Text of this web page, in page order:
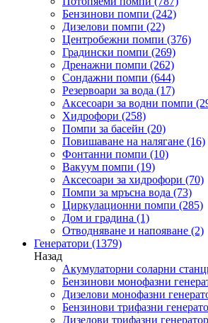
Бензинови помпи (242)
Дизелови помпи (22)
Центробежни помпи (376)
Градински помпи (269)
Дренажни помпи (262)
Сондажни помпи (644)
Резервоари за вода (17)
Аксесоари за водни помпи
Хидрофори (258)
Помпи за басейн (20)
Повишаване на налягане (16)
Фонтанни помпи (10)
Вакуум помпи (19)
Аксесоари за хидрофори (70)
Помпи за мръсна вода (73)
Циркулационни помпи (285)
Дом и градина (1)
Отводняване и напояване (2)
Генератори (1379)
Назад
Акумулаторни соларни
Бензинови монофазни
Дизелови монофазни
Бензинови трифазни
Дизелови трифазни